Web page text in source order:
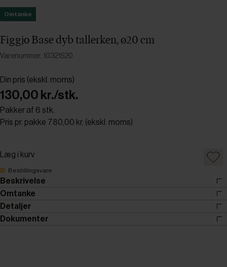
Omtanke
Figgjo Base dyb tallerken, ø20 cm
Varenummer: 10321520
Din pris (ekskl. moms)
130,00 kr./stk.
Pakker af 6 stk.
Pris pr. pakke 780,00 kr. (ekskl. moms)
Læg i kurv
Bestillingsvare
Beskrivelse
Omtanke
Detaljer
Dokumenter